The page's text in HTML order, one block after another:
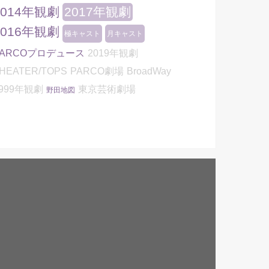
年観劇 2017年観劇
年観劇
極キャスト 月キャスト
プロデュース 2019年観劇
TOPS PARCO劇場 BroadWay
年観劇
野田地図 東京芸術劇場